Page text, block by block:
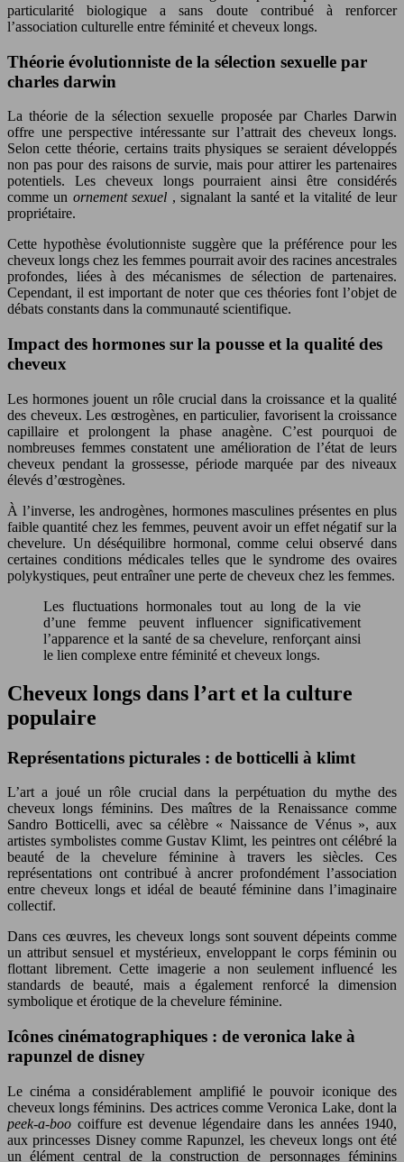
particularité biologique a sans doute contribué à renforcer
l’association culturelle entre féminité et cheveux longs.
Théorie évolutionniste de la sélection sexuelle par
charles darwin
La théorie de la sélection sexuelle proposée par Charles Darwin
offre une perspective intéressante sur l’attrait des cheveux longs.
Selon cette théorie, certains traits physiques se seraient développés
non pas pour des raisons de survie, mais pour attirer les partenaires
potentiels. Les cheveux longs pourraient ainsi être considérés
comme un ornement sexuel , signalant la santé et la vitalité de leur
propriétaire.
Cette hypothèse évolutionniste suggère que la préférence pour les
cheveux longs chez les femmes pourrait avoir des racines ancestrales
profondes, liées à des mécanismes de sélection de partenaires.
Cependant, il est important de noter que ces théories font l’objet de
débats constants dans la communauté scientifique.
Impact des hormones sur la pousse et la qualité des
cheveux
Les hormones jouent un rôle crucial dans la croissance et la qualité
des cheveux. Les œstrogènes, en particulier, favorisent la croissance
capillaire et prolongent la phase anagène. C’est pourquoi de
nombreuses femmes constatent une amélioration de l’état de leurs
cheveux pendant la grossesse, période marquée par des niveaux
élevés d’œstrogènes.
À l’inverse, les androgènes, hormones masculines présentes en plus
faible quantité chez les femmes, peuvent avoir un effet négatif sur la
chevelure. Un déséquilibre hormonal, comme celui observé dans
certaines conditions médicales telles que le syndrome des ovaires
polykystiques, peut entraîner une perte de cheveux chez les femmes.
Les fluctuations hormonales tout au long de la vie
d’une femme peuvent influencer significativement
l’apparence et la santé de sa chevelure, renforçant ainsi
le lien complexe entre féminité et cheveux longs.
Cheveux longs dans l’art et la culture
populaire
Représentations picturales : de botticelli à klimt
L’art a joué un rôle crucial dans la perpétuation du mythe des
cheveux longs féminins. Des maîtres de la Renaissance comme
Sandro Botticelli, avec sa célèbre « Naissance de Vénus », aux
artistes symbolistes comme Gustav Klimt, les peintres ont célébré la
beauté de la chevelure féminine à travers les siècles. Ces
représentations ont contribué à ancrer profondément l’association
entre cheveux longs et idéal de beauté féminine dans l’imaginaire
collectif.
Dans ces œuvres, les cheveux longs sont souvent dépeints comme
un attribut sensuel et mystérieux, enveloppant le corps féminin ou
flottant librement. Cette imagerie a non seulement influencé les
standards de beauté, mais a également renforcé la dimension
symbolique et érotique de la chevelure féminine.
Icônes cinématographiques : de veronica lake à
rapunzel de disney
Le cinéma a considérablement amplifié le pouvoir iconique des
cheveux longs féminins. Des actrices comme Veronica Lake, dont la
peek-a-boo coiffure est devenue légendaire dans les années 1940,
aux princesses Disney comme Rapunzel, les cheveux longs ont été
un élément central de la construction de personnages féminins